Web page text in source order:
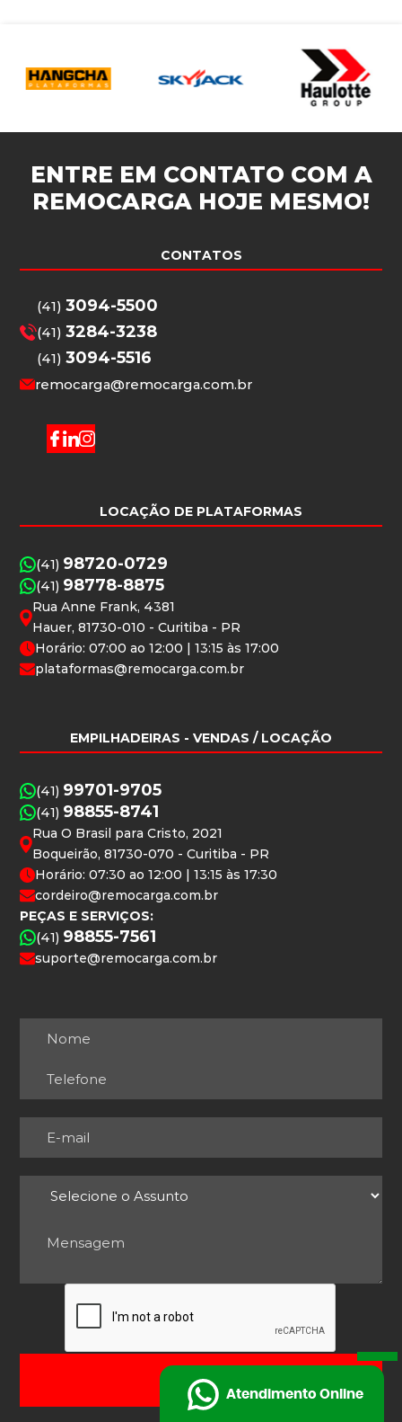
ENTRE EM CONTATO COM A
REMOCARGA HOJE MESMO!
CONTATOS
(41)3094-5500
(41)3284-3238
(41)3094-5516
remocarga@remocarga.com.br
LOCAÇÃO DE PLATAFORMAS
(41) 98720-0729
(41) 98778-8875
Rua Anne Frank, 4381
Hauer, 81730-010 - Curitiba - PR
Horário: 07:00 ao 12:00 | 13:15 às 17:00
plataformas@remocarga.com.br
EMPILHADEIRAS - VENDAS / LOCAÇÃO
(41) 99701-9705
(41) 98855-8741
Rua O Brasil para Cristo, 2021
Boqueirão, 81730-070 - Curitiba - PR
Horário: 07:30 ao 12:00 | 13:15 às 17:30
cordeiro@remocarga.com.br
PEÇAS E SERVIÇOS:
(41) 98855-7561
suporte@remocarga.com.br
ENVIAR
Atendimento Online